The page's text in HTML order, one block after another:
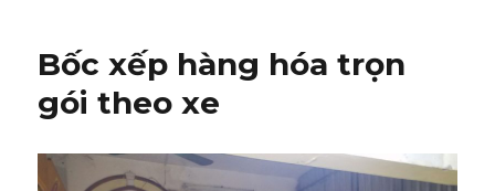
xếp
hóa
Hà
Nội
Bốc xếp hàng hóa trọn
gói theo xe